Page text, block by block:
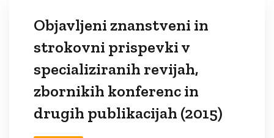
Objavljeni znanstveni in
strokovni prispevki v
specializiranih revijah,
zbornikih konferenc in
drugih publikacijah (2015)